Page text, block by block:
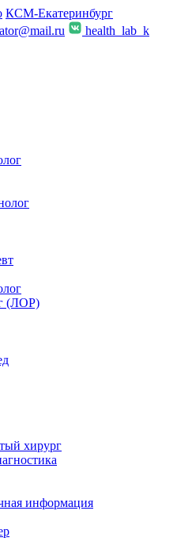
КСМ-Екатеринбург
health_lab_k
(ЛОР)
хирург
информация